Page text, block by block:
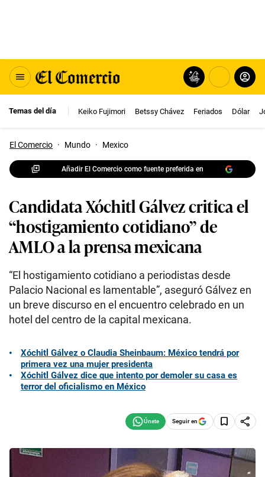
Temas del día Keiko Fujimori Betssy Chávez Feriados Dólar
El Comercio · Mundo · Mexico
Añadir El Comercio como fuente preferida en
Candidata Xóchitl Gálvez critica el
“hostigamiento cotidiano” de
AMLO a la prensa mexicana
“El hostigamiento cotidiano a periodistas desde
Palacio Nacional es lamentable”, aseguró Gálvez en
un breve discurso en el encuentro celebrado en un
hotel del centro de la capital mexicana.
Xóchitl Gálvez o Claudia Sheinbaum: México tendrá por
primera vez una mujer presidenta
Xóchitl Gálvez dice que intento por demoler su casa es
terror del oficialismo en México
Seguir en